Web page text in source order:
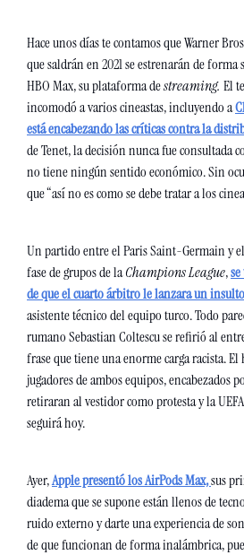
Hace unos días te contamos que Warner
que saldrán en 2021 se estrenarán de
HBO Max, su plataforma de streaming. El
incomodó a varios cineastas, incluyendo a
está encabezando las críticas contra la
de Tenet, la decisión nunca fue consultada
no tiene ningún sentido económico. Sin
que “así no es como se debe tratar a los
Un partido entre el Paris Saint-Germain y
fase de grupos de la Champions League,
de que el cuarto árbitro le lanzara un
asistente técnico del equipo turco. Todo
rumano Sebastian Coltescu se refirió al
frase que tiene una enorme carga racista.
jugadores de ambos equipos, encabezados
retiraran al vestidor como protesta y la
seguirá hoy.
Ayer, Apple presentó los AirPods Max, sus
diadema que se supone están llenos de
ruido externo y darte una experiencia de
de que funcionan de forma inalámbrica,